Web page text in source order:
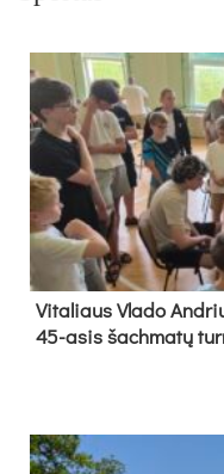
Vi­ta­liaus Vla­do
45-asis šach­ma­tų